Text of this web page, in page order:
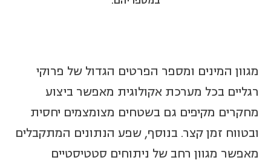
מגוון המינים ומספר הפרטים הגדול של פרוקי
רגליים בכל מערכת אקולוגית מאפשר ביצוע
מחקרים מקיפים גם בשטחים מצומצמים יחסית
ובטווח זמן קצר. בנוסף, שפע הנתונים המתקבלים
מאפשר מגוון רחב של ניתוחים סטטיסטיים